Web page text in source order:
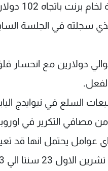
صعدت
في 14 شهرا الذي سجلته في
دولارين مع انحسار
السلع في نيوايدج
التكرير في اوروبا
عوامل يحتمل انها قد